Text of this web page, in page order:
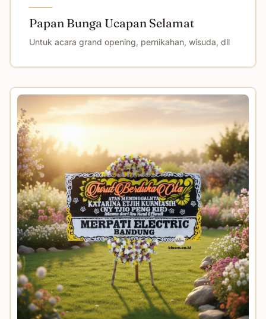
Papan Bunga Ucapan Selamat
Untuk acara grand opening, pernikahan, wisuda, dll